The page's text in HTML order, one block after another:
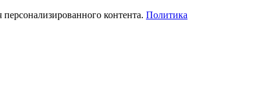
контента. Политика